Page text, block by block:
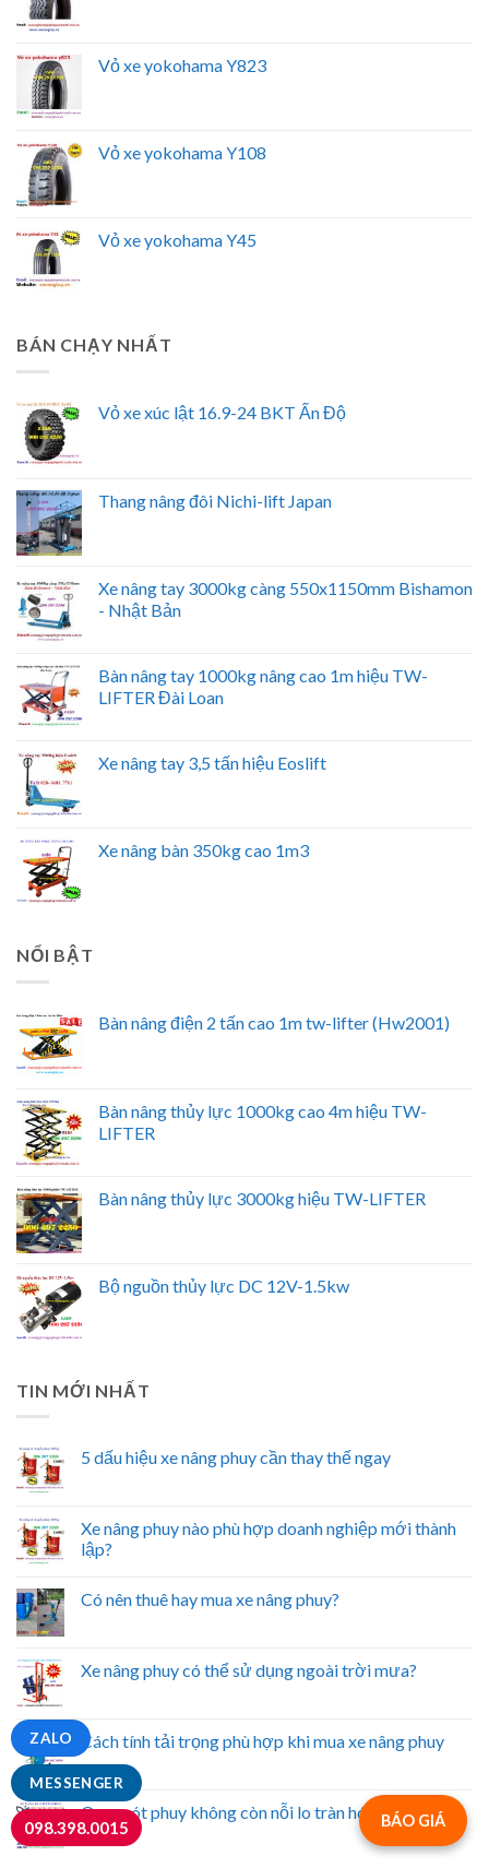
MESSENGER
ZALO
098.398.0015
Vỏ xe yokohama Y823
Vỏ xe yokohama Y108
Vỏ xe yokohama Y45
BÁN CHẠY NHẤT
Vỏ xe xúc lật 16.9-24 BKT Ấn Độ
Thang nâng đôi Nichi-lift Japan
Xe nâng tay 3000kg càng 550x1150mm Bishamon
- Nhật Bản
Bàn nâng tay 1000kg nâng cao 1m hiệu TW-
LIFTER Đài Loan
Xe nâng tay 3,5 tấn hiệu Eoslift
Xe nâng bàn 350kg cao 1m3
NỔI BẬT
Bàn nâng điện 2 tấn cao 1m tw-lifter (Hw2001)
Bàn nâng thủy lực 1000kg cao 4m hiệu TW-
LIFTER
Bàn nâng thủy lực 3000kg hiệu TW-LIFTER
Bộ nguồn thủy lực DC 12V-1.5kw
TIN MỚI NHẤT
5 dấu hiệu xe nâng phuy cần thay thế ngay
Xe nâng phuy nào phù hợp doanh nghiệp mới thành
lập?
Có nên thuê hay mua xe nâng phuy?
Xe nâng phuy có thể sử dụng ngoài trời mưa?
Cách tính tải trọng phù hợp khi mua xe nâng phuy
Quay rót phuy không còn nỗi lo tràn hóa chấtBÁO GIÁ